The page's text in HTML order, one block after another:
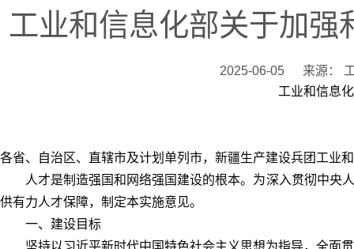
工业和信息化部关于加
2025-06-05
来源：
工业和信息
各省、自治区、直辖市及计划单列市，新疆生产建设兵团工业
人才是制造强国和网络强国建设的根本。为深入贯彻中央
供有力人才保障，制定本实施意见。
一、建设目标
坚持以习近平新时代中国特色社会主义思想为指导，全面